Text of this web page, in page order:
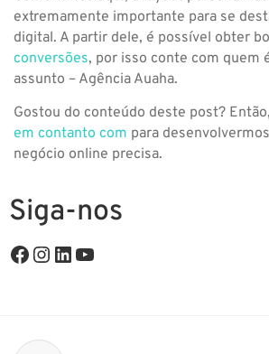
extremamente importante para se
digital. A partir dele, é possível obter
conversões, por isso conte com quem
assunto – Agência Auaha.
Gostou do conteúdo deste post?
em contanto com para
negócio online precisa.
Siga-nos